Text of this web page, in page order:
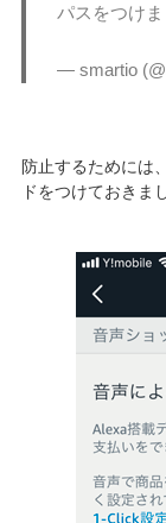
パスをつけま
— smartio
防止するためには
ドをつけておきま